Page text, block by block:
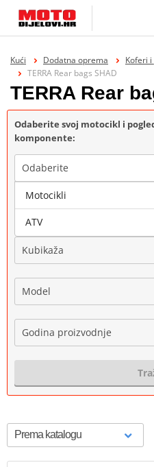
Kući Dodatna oprema Koferi
TERRA Rear bags SHAD
TERRA Rear
Odaberite svoj motocikl i
komponente:
Odaberite
Marka
Kubikaža
Model
Godina proizvodnje
Motocikli
ATV